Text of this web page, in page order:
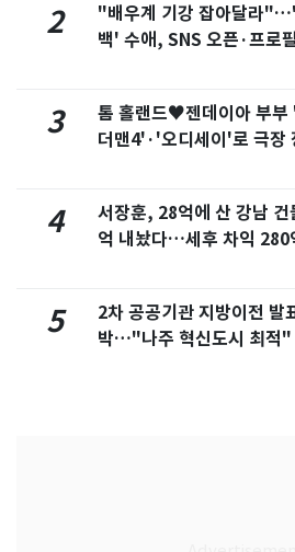
2
"배우계 기강 잡아달라
백' 수애, SNS 오픈·프로
3
톰 홀랜드♥젠데이아 부부
더맨4'·'오디세이'로 극장
4
서장훈, 28억에 산 강남 건
억 내놨다…세후 차익 280
5
2차 공공기관 지방이전 발
박…"나주 혁신도시 최적"